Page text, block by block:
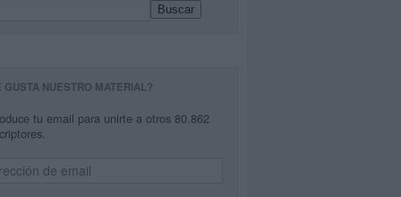
Buscar
GUSTA NUESTRO MATERIAL?
tu email para unirte a otros 80.862